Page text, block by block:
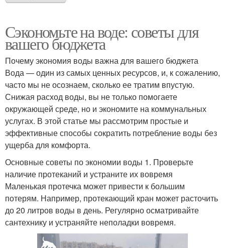
Сэкономьте на воде: советы для
вашего бюджета
Почему экономия воды важна для вашего бюджета
Вода — один из самых ценных ресурсов, и, к сожалению,
часто мы не осознаем, сколько ее тратим впустую.
Снижая расход воды, вы не только помогаете
окружающей среде, но и экономите на коммунальных
услугах. В этой статье мы рассмотрим простые и
эффективные способы сократить потребление воды без
ущерба для комфорта.
Основные советы по экономии воды 1. Проверьте
наличие протеканий и устраните их вовремя
Маленькая протечка может привести к большим
потерям. Например, протекающий кран может расточить
до 20 литров воды в день. Регулярно осматривайте
сантехнику и устраняйте неполадки вовремя.